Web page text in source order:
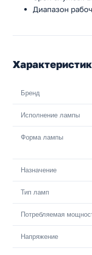
Диапазон
Бренд
Исполнение лампы
Форма лампы
Назначение
Тип ламп
Потребляемая
Напряжение